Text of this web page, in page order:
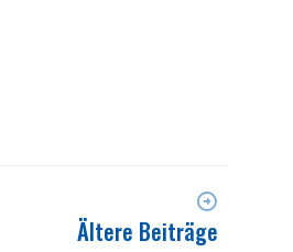
Ältere Beiträge